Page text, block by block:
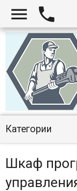
 
Категории
Шкаф